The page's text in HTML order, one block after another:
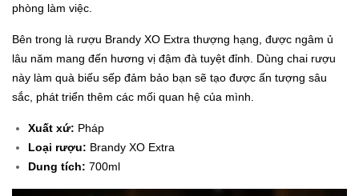
phòng làm việc.
Bên trong là rượu Brandy XO Extra thượng hạng, được ngâm ủ
lâu năm mang đến hương vị đậm đà tuyệt đỉnh. Dùng chai rượu
này làm quà biếu sếp đảm bảo bạn sẽ tạo được ấn tượng sâu
sắc, phát triển thêm các mối quan hệ của mình.
Xuất xứ: Pháp
Loại rượu: Brandy XO Extra
Dung tích: 700ml